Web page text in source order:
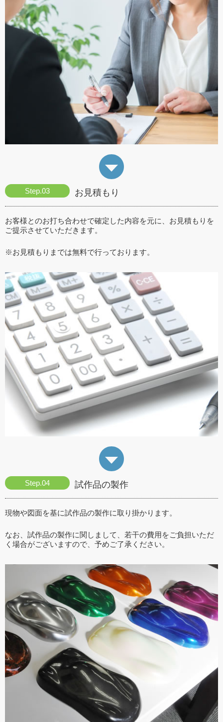
お見積もり
お客様とのお打ち合わせで確定した内容を元に、お見積もりを
ご提示させていただきます。
※お見積もりまでは無料で行っております。
試作品の製作
現物や図面を基に試作品の製作に取り掛かります。
なお、試作品の製作に関しまして、若干の費用をご負担いただ
く場合がございますので、予めご了承ください。